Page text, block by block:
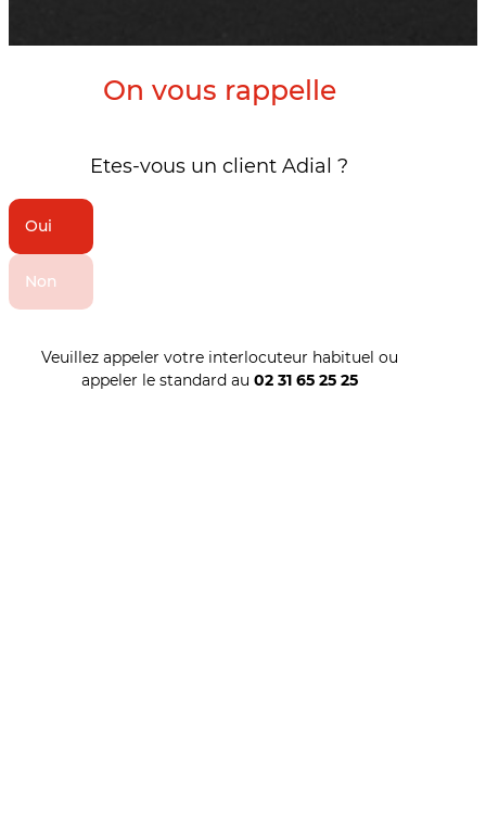
On vous rappelle
Etes-vous un client Adial ?
Oui
Non
Veuillez appeler votre interlocuteur habituel ou
appeler le standard au 02 31 65 25 25